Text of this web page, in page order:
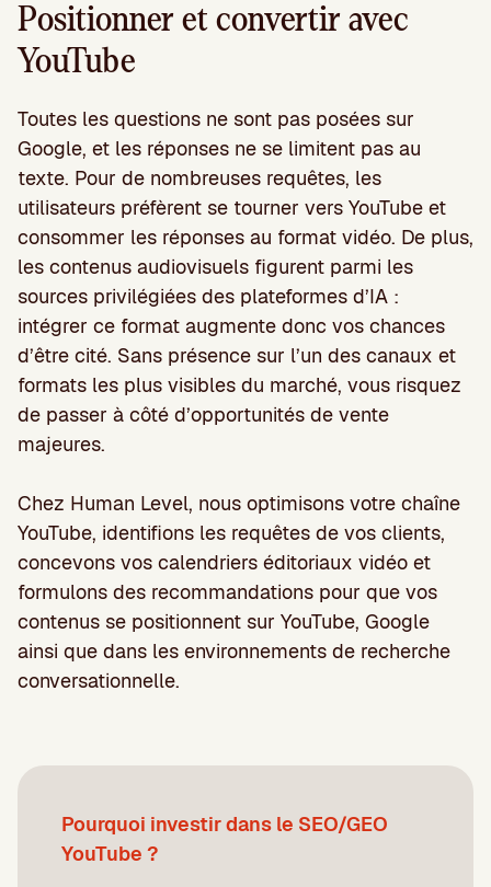
Positionner et convertir avec
YouTube
Toutes les questions ne sont pas posées sur
Google, et les réponses ne se limitent pas au
texte. Pour de nombreuses requêtes, les
utilisateurs préfèrent se tourner vers YouTube et
consommer les réponses au format vidéo. De plus,
les contenus audiovisuels figurent parmi les
sources privilégiées des plateformes d’IA :
intégrer ce format augmente donc vos chances
d’être cité. Sans présence sur l’un des canaux et
formats les plus visibles du marché, vous risquez
de passer à côté d’opportunités de vente
majeures.
Chez Human Level, nous optimisons votre chaîne
YouTube, identifions les requêtes de vos clients,
concevons vos calendriers éditoriaux vidéo et
formulons des recommandations pour que vos
contenus se positionnent sur YouTube, Google
ainsi que dans les environnements de recherche
conversationnelle.
Pourquoi investir dans le SEO/GEO
YouTube ?